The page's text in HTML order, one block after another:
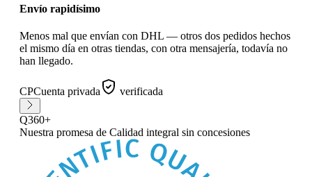
Envío rapidísimo
Menos mal que envían con DHL — otros dos pedidos hechos
el mismo día en otras tiendas, con otra mensajería, todavía no
han llegado.
CPCuenta privada verificada
Q360+
Nuestra promesa de Calidad integral sin concesiones